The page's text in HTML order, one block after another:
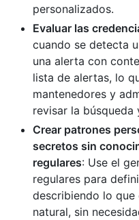
personalizados.
Evaluar las
cuando se detecta
una alerta con
lista de alertas, lo
mantenedores y
revisar la búsqueda
Crear patrones
secretos sin
regulares: Use el
regulares para
describiendo lo que
natural, sin